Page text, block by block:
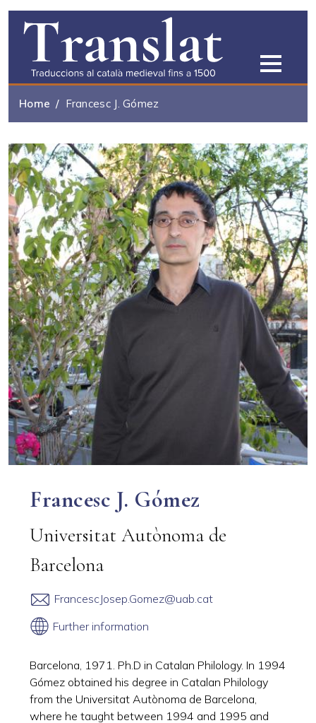
Skip to main content
Home Francesc J. Gómez
Francesc J. Gómez
Universitat Autònoma de
Barcelona
FrancescJosep.Gomez@uab.cat
Further information
Barcelona, 1971. Ph.D in Catalan Philology. In 1994
Gómez obtained his degree in Catalan Philology
from the Universitat Autònoma de Barcelona,
where he taught between 1994 and 1995 and